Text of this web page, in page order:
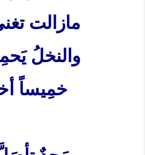
مازالت
والنخلُ
خمِيساً